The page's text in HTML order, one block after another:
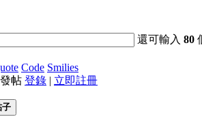
還可輸入80
Code Smilies
帖 登錄 | 立即註冊
子